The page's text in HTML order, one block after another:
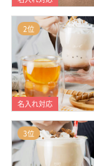
2位
名入れ対応
3位